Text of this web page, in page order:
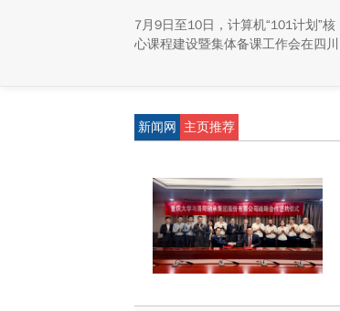
7月9日至10日，计算机“101计划”核
心课程建设暨集体备课工作会在四川
新闻网 主页推荐